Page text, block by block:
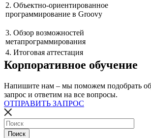
2. Объектно-ориентированное
программирование в Groovy
3. Обзор возможностей
метапрограммирования
4. Итоговая аттестация
Корпоративное обучение
Напишите нам – мы поможем подобрать
запрос и ответим на все вопросы.
ОТПРАВИТЬ ЗАПРОС